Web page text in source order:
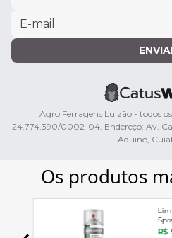
Agro Ferragens Luizão - todos
24.774.390/0002-04. Endereço: Av.
Aquino,